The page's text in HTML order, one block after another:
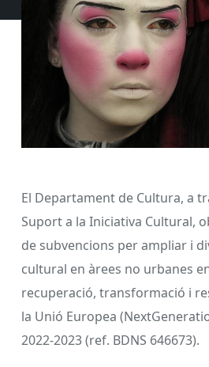
El Departament de Cultura, a
Suport a la Iniciativa Cultural,
de subvencions per ampliar i
cultural en àrees no urbanes
recuperació, transformació i
la Unió Europea
2022-2023 (ref. BDNS 646673).